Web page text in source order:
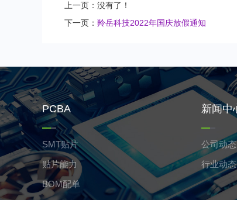
上一页：没有了！
下一页： 羚岳科技2022年国庆放假通知
PCBA
SMT贴片
贴片能力
BOM配单
新闻中
公司动态
行业动态